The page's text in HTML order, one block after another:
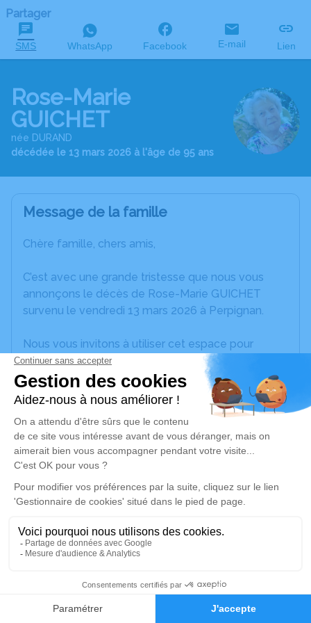
Faire-part Hommages
Partager
SMS WhatsApp Facebook E-mail Lien
Rose-Marie
GUICHET
née DURAND
décédée le 13 mars 2026 à l'âge de 95 ans
Message de la famille
Chère famille, chers amis,
C’est avec une grande tristesse que nous vous
annonçons le décès de Rose-Marie GUICHET
survenu le vendredi 13 mars 2026 à Perpignan.
Nous vous invitons à utiliser cet espace pour
laisser vos condoléances, partager des photos
souvenirs, une anecdote ou exprimer vos pensées
à travers des poèmes ou des textes. Cet endroit
est un lieu d'expression dédié à honorer la
mémoire de Rose-Marie GUICHET.
Un service de plantation d’arbre hommage est
disponible ici.
Je rends hommage
Cérémonie religieuse
Église de Bages
66670 Bages